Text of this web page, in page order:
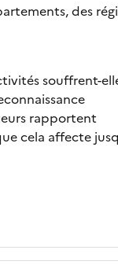
des
souffrent-
rapportent
cela affecte